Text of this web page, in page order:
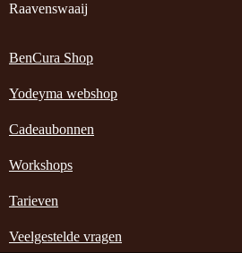
Raavenswaaij
BenCura Shop
Yodeyma webshop
Cadeaubonnen
Workshops
Tarieven
Veelgestelde vragen